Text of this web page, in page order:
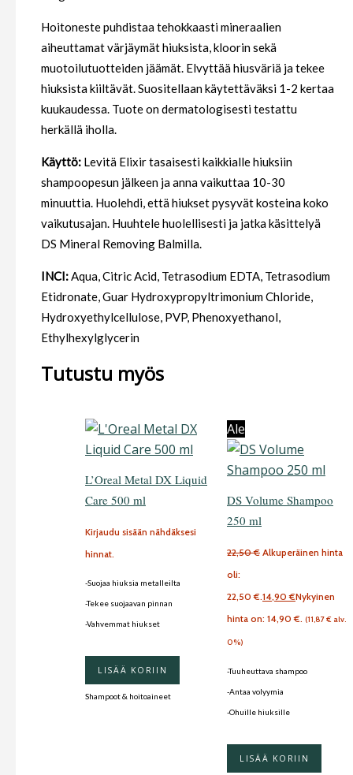
Hoitoneste puhdistaa tehokkaasti mineraalien
aiheuttamat värjäymät hiuksista, kloorin sekä
muotoilutuotteiden jäämät. Elvyttää hiusväriä ja tekee
hiuksista kiiltävät. Suositellaan käytettäväksi 1-2 kertaa
kuukaudessa. Tuote on dermatologisesti testattu
herkällä iholla.
Käyttö: Levitä Elixir tasaisesti kaikkialle hiuksiin
shampoopesun jälkeen ja anna vaikuttaa 10-30
minuuttia. Huolehdi, että hiukset pysyvät kosteina koko
vaikutusajan. Huuhtele huolellisesti ja jatka käsittelyä
DS Mineral Removing Balmilla.
INCI:Aqua, Citric Acid, Tetrasodium EDTA, Tetrasodium
Etidronate, Guar Hydroxypropyltrimonium Chloride,
Hydroxyethylcellulose, PVP, Phenoxyethanol,
Ethylhexylglycerin
Tutustu myös
L’Oreal Metal DX Liquid
Care 500 ml
Kirjaudu sisään nähdäksesi
hinnat.
-Suojaa hiuksia metalleilta
-Tekee suojaavan pinnan
-Vahvemmat hiukset
LISÄÄ KORIIN
Shampoot & hoitoaineet
Ale
DS Volume Shampoo
250 ml
22,50€ Alkuperäinen hinta
oli:
22,50 €. 14,90€Nykyinen
hinta on: 14,90 €.
(11,87€ alv.
0%)
-Tuuheuttava shampoo
-Antaa volyymia
-Ohuille hiuksille
LISÄÄ KORIIN